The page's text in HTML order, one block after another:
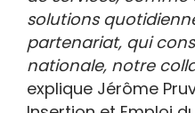
solutions
partenariat, qui
nationale, notre
explique Jérôme